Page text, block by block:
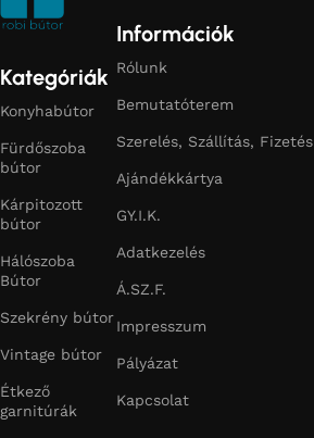
Kategóriák
Konyhabútor
Fürdőszoba
bútor
Kárpitozott
bútor
Hálószoba
Bútor
Szekrény bútor
Vintage bútor
Étkező
garnitúrák
Információk
Rólunk
Bemutatóterem
Szerelés, Szállítás, Fizetés
Ajándékkártya
GY.I.K.
Adatkezelés
Á.SZ.F.
Impresszum
Pályázat
Kapcsolat